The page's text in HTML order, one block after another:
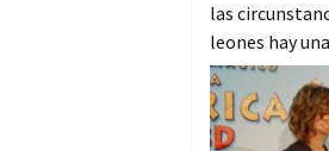
las
leones hay